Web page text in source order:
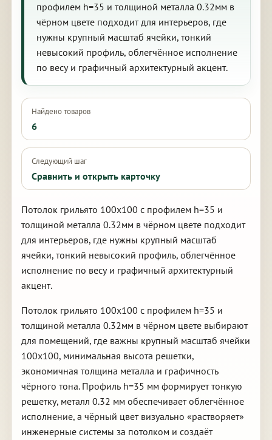
профилем h=35 и толщиной металла 0.32мм в
чёрном цвете подходит для интерьеров, где
нужны крупный масштаб ячейки, тонкий
невысокий профиль, облегчённое исполнение
по весу и графичный архитектурный акцент.
Найдено товаров
6
Следующий шаг
Сравнить и открыть карточку
Потолок грильято 100х100 с профилем h=35 и
толщиной металла 0.32мм в чёрном цвете подходит
для интерьеров, где нужны крупный масштаб
ячейки, тонкий невысокий профиль, облегчённое
исполнение по весу и графичный архитектурный
акцент.
Потолок грильято 100х100 с профилем h=35 и
толщиной металла 0.32мм в чёрном цвете выбирают
для помещений, где важны крупный масштаб ячейки
100х100, минимальная высота решетки,
экономичная толщина металла и графичность
чёрного тона. Профиль h=35 мм формирует тонкую
решетку, металл 0.32 мм обеспечивает облегчённое
исполнение, а чёрный цвет визуально «растворяет»
инженерные системы за потолком и создаёт